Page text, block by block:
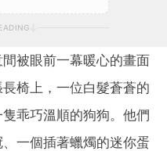
被眼前一幕暖心的畫面
椅上，一位白髮蒼蒼的
乖巧溫順的狗狗。他們
一個插著蠟燭的迷你蛋